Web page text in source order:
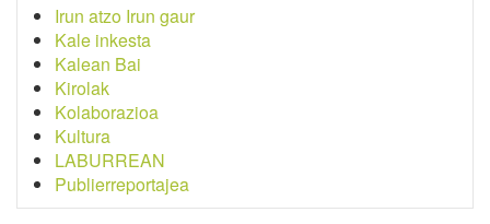
Irun atzo Irun gaur
Kale inkesta
Kalean Bai
Kirolak
Kolaborazioa
Kultura
LABURREAN
Publierreportajea